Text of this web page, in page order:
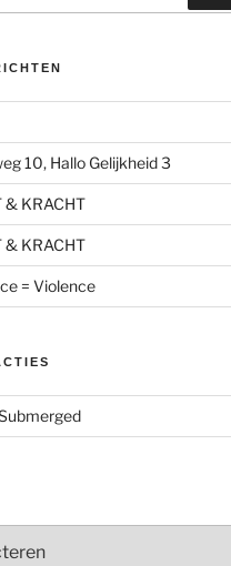
10, Hallo Gelijkheid 3
& KRACHT
& KRACHT
= Violence